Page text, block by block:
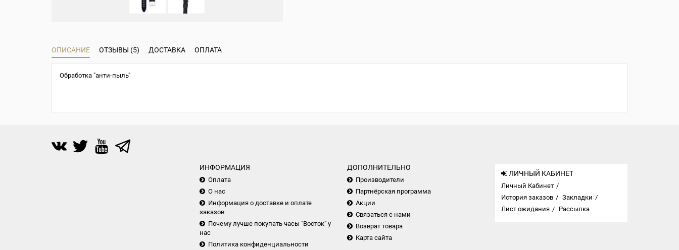
ОПИСАНИЕ ОТЗЫВЫ (5) ДОСТАВКА ОПЛАТА
Обработка "анти-пыль"
ИНФОРМАЦИЯ
Оплата
О нас
Информация о доставке и оплате
заказов
Почему лучше покупать часы "Восток" у
нас
Политика конфиденциальности
ДОПОЛНИТЕЛЬНО
Производители
Партнёрская программа
Акции
Связаться с нами
Возврат товара
Карта сайта
ЛИЧНЫЙ КАБИНЕТ
Личный Кабинет
История заказов
Закладки
Лист ожидания
Рассылка